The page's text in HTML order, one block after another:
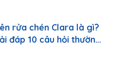
rửa chén Clara là gì?
đáp 10 câu hỏi thường